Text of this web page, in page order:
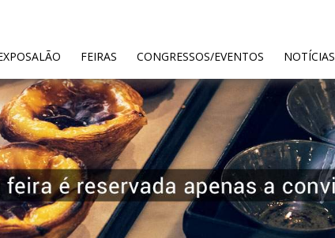
FEIRAS CONGRESSOS/EVENTOS NOTÍCIAS